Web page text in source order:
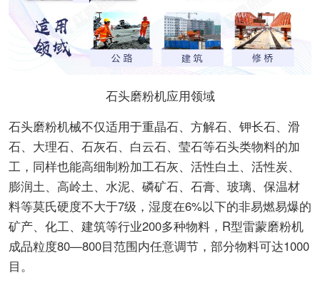
石头磨粉机应用领域
石头磨粉机械不仅适用于重晶石、方解石、钾长石、滑
石、大理石、石灰石、白云石、莹石等石头类物料的加
工，同样也能高细制粉加工石灰、活性白土、活性炭、
膨润土、高岭土、水泥、磷矿石、石膏、玻璃、保温材
料等莫氏硬度不大于7级，湿度在6%以下的非易燃易爆的
矿产、化工、建筑等行业200多种物料，R型雷蒙磨粉机
成品粒度80—800目范围内任意调节，部分物料可达1000
目。